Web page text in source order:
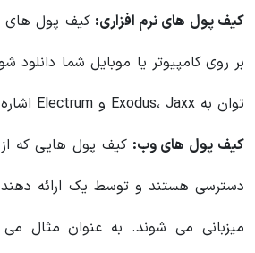
کیف پول های نرم افزاری: کیف پول های
بر روی کامپیوتر یا موبایل شما دانلود
توان به Exodus، Jaxx و Electrum اشاره کرد.
کیف پول های وب: کیف پول هایی که
دسترسی هستند و توسط یک ارائه